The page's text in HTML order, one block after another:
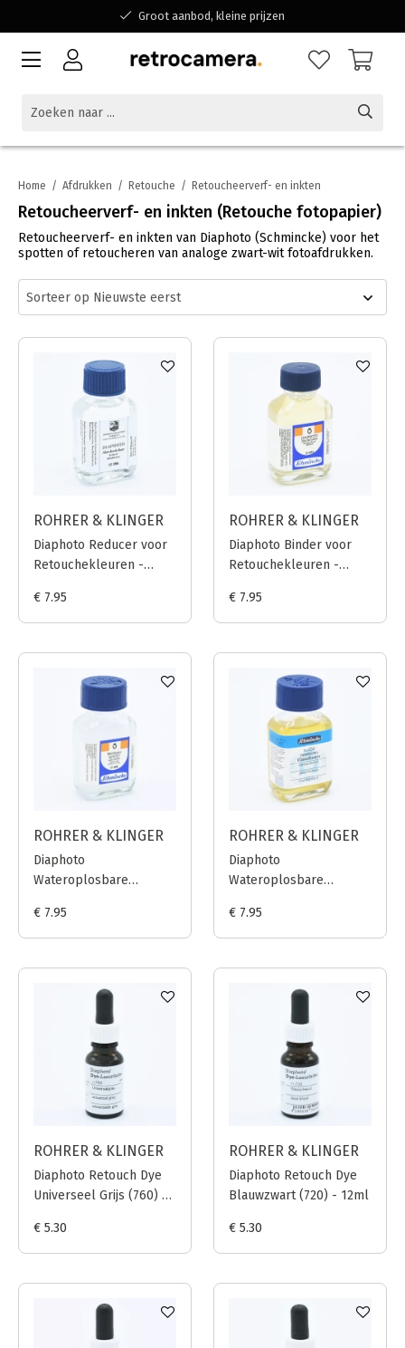
Groot aanbod, kleine prijzen
Bereikbaar voor al jouw vragen
Home / Afdrukken / Retouche / Retoucheerverf- en inkten
Retoucheerverf- en inkten (Retouche fotopapier)
Retoucheerverf- en inkten van Diaphoto (Schmincke) voor het
spotten of retoucheren van analoge zwart-wit fotoafdrukken.
ROHRER & KLINGER
Diaphoto Reducer voor
Retouchekleuren -
€ 7.95
ROHRER & KLINGER
Diaphoto Binder voor
Retouchekleuren -
€ 7.95
ROHRER & KLINGER
Diaphoto
Wateroplosbare
€ 7.95
ROHRER & KLINGER
Diaphoto
Wateroplosbare
€ 7.95
ROHRER & KLINGER
Diaphoto Retouch Dye
Universeel Grijs (760) -
€ 5.30
ROHRER & KLINGER
Diaphoto Retouch Dye
Blauwzwart (720) - 12ml
€ 5.30